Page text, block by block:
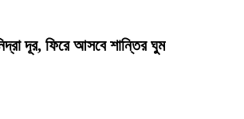
দূর, ফিরে আসবে শান্তির ঘুম